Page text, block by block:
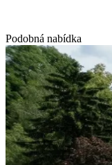
Podobná nabídka